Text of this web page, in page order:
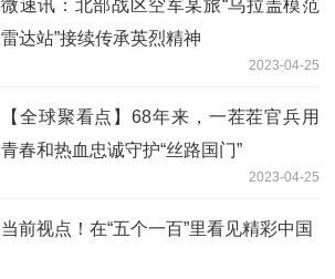
微速讯：北部战区空军某旅“乌拉盖模范
雷达站”接续传承英烈精神
2023-04-25
【全球聚看点】68年来，一茬茬官兵用
青春和热血忠诚守护“丝路国门”
2023-04-25
当前视点！在“五个一百”里看见精彩中国